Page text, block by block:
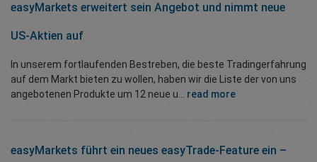
easyMarkets erweitert sein Angebot und nimmt neue
US-Aktien auf
In unserem fortlaufenden Bestreben, die beste Tradingerfahrung
auf dem Markt bieten zu wollen, haben wir die Liste der von uns
angebotenen Produkte um 12 neue u... read more
easyMarkets führt ein neues easyTrade-Feature ein –